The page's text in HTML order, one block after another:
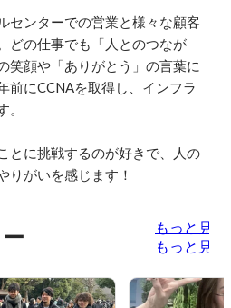
センターでの営業と様々な顧客
どの仕事でも「人とのつなが
笑顔や「ありがとう」の言葉に
前にCCNAを取得し、インフラ
とに挑戦するのが好きで、人の
りがいを感じます！
もっと見る
もっと見る